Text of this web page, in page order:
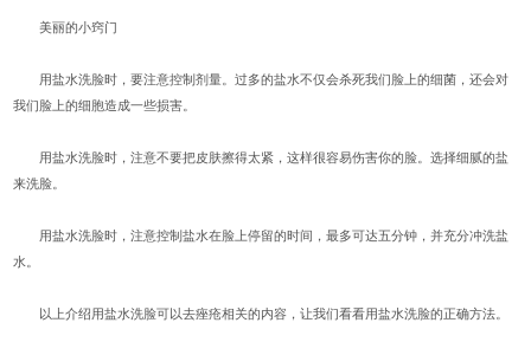
美丽的小窍门
用盐水洗脸时，要注意控制剂量。过多的盐水不仅会杀死我们脸上的细菌，还会对
我们脸上的细胞造成一些损害。
用盐水洗脸时，注意不要把皮肤擦得太紧，这样很容易伤害你的脸。选择细腻的盐
来洗脸。
用盐水洗脸时，注意控制盐水在脸上停留的时间，最多可达五分钟，并充分冲洗盐
水。
以上介绍用盐水洗脸可以去痤疮相关的内容，让我们看看用盐水洗脸的正确方法。